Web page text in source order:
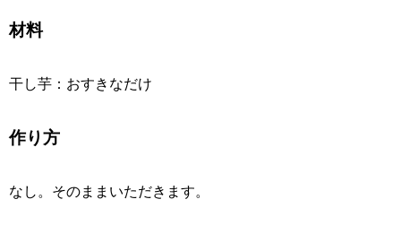
材料
干し芋：おすきなだけ
作り方
なし。そのままいただきます。